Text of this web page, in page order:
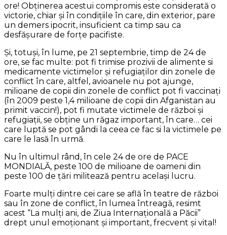
ore! Obținerea acestui compromis este considerată o
victorie, chiar și în condițiile în care, din exterior, pare
un demers ipocrit, insuficient ca timp sau ca
desfășurare de forțe pacifiste.
Și, totuși, în lume, pe 21 septembrie, timp de 24 de
ore, se fac multe: pot fi trimise prozivii de alimente si
medicamente victimelor și refugiaților din zonele de
conflict în care, altfel, avioanele nu pot ajunge,
milioane de copii din zonele de conflict pot fi vaccinați
(în 2009 peste 1,4 milioane de copii din Afganistan au
primit vaccin!), pot fi mutate victimele de război și
refugiații, se obține un răgaz important, în care… cei
care luptă se pot gândi la ceea ce fac si la victimele pe
care le lasă în urmă.
Nu în ultimul rând, în cele 24 de ore de PACE
MONDIALĂ, peste 100 de milioane de oameni din
peste 100 de țări militează pentru același lucru.
Foarte mulți dintre cei care se află în teatre de război
sau în zone de conflict, în lumea întreagă, resimt
acest “La mulți ani, de Ziua Internațională a Păcii”
drept unul emoționant și important, frecvent și vital!